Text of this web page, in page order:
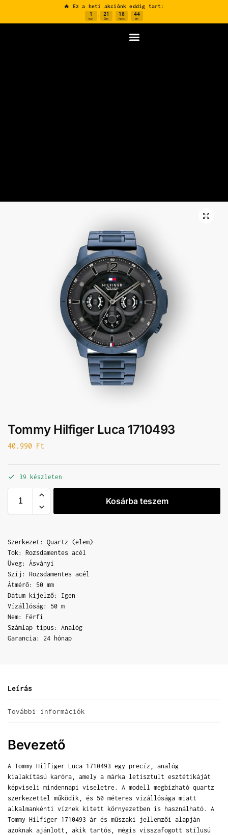
🔥 Ez a heti akciónk eddig tart:
1
NAP
: 21
ÓRA
: 18
PERC
: 43
MP
Tommy Hilfiger Luca 1710493
40.990 Ft
39 készleten
Kosárba teszem
Szerkezet: Quartz (elem)
Tok: Rozsdamentes acél
Üveg: Ásványi
Szíj: Rozsdamentes acél
Átmérő: 50 mm
Dátum kijelző: Igen
Vízállóság: 50 m
Nem: Férfi
Számlap típus: Analóg
Garancia: 24 hónap
Leírás
További információk
Bevezető
A Tommy Hilfiger Luca 1710493 egy precíz, analóg
kialakítású karóra, amely a márka letisztult esztétikáját
képviseli mindennapi viseletre. A modell megbízható quartz
szerkezettel működik, és 50 méteres vízállósága miatt
alkalmankénti víznek kitett környezetben is használható. A
Tommy Hilfiger 1710493 ár és műszaki jellemzői alapján
azoknak ajánlott, akik tartós, mégis visszafogott stílusú